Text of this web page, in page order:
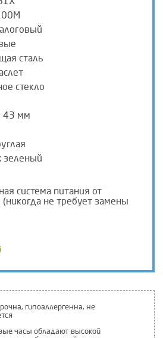
сталь
стекло
43 мм
зеленый
система питания от
(никогда не требует замены
гипоаллергенна, не
часы обладают высокой